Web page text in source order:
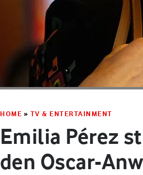
HOME » TV & ENTERTAINMENT
Emilia Pérez
den Oscar-